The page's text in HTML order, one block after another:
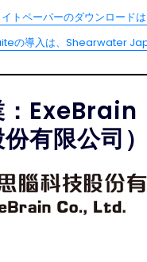
トペーパーのダウンロード
の導入は、Shearwater
：ExeBrain
有限公司